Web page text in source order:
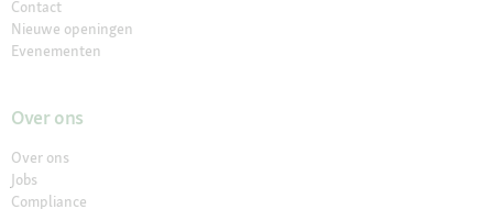
Contact
Nieuwe openingen
Evenementen
Over ons
Over ons
Jobs
Compliance